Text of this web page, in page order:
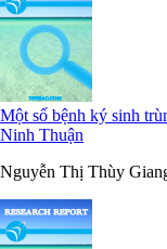
Một số bệnh ký sinh
Ninh Thuận
Nguyễn Thị Thùy